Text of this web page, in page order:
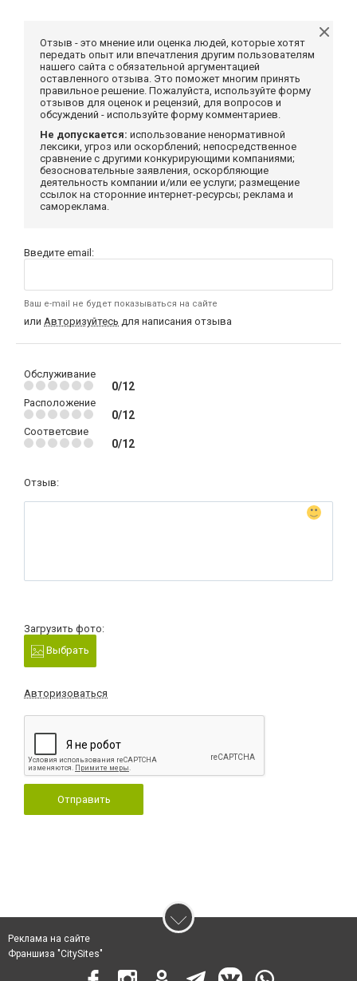
Отзыв - это мнение или оценка людей, которые хотят
передать опыт или впечатления другим пользователям
нашего сайта с обязательной аргументацией
оставленного отзыва. Это поможет многим принять
правильное решение. Пожалуйста, используйте форму
отзывов для оценок и рецензий, для вопросов и
обсуждений - используйте форму комментариев.
Не допускается: использование ненормативной
лексики, угроз или оскорблений; непосредственное
сравнение с другими конкурирующими компаниями;
безосновательные заявления, оскорбляющие
деятельность компании и/или ее услуги; размещение
ссылок на сторонние интернет-ресурсы; реклама и
самореклама.
Введите email:
Ваш e-mail не будет показываться на сайте
или Авторизуйтесь для написания отзыва
Обслуживание
0/12
Расположение
0/12
Соответсвие
0/12
Отзыв:
Загрузить фото:
Выбрать
Авторизоваться
Отправить
Реклама на сайте
Франшиза "CitySites"